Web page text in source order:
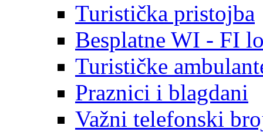
Turistička pristojba
Besplatne WI - FI
Turističke
Praznici i blagdani
Važni telefonski